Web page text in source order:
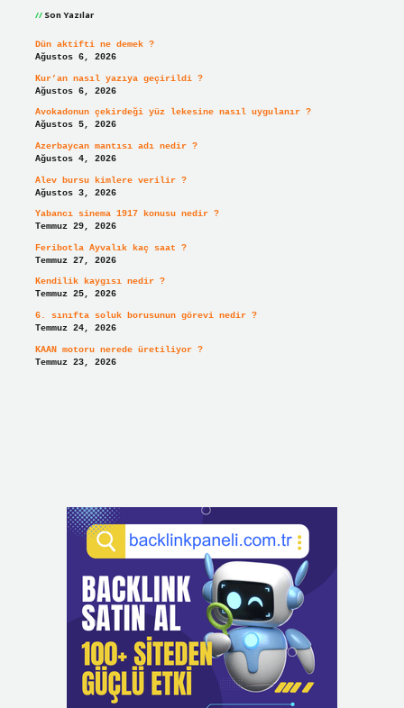
Son Yazılar
Dün aktifti ne demek ?
Ağustos 6, 2026
Kur’an nasıl yazıya geçirildi ?
Ağustos 6, 2026
Avokadonun çekirdeği yüz lekesine nasıl uygulanır ?
Ağustos 5, 2026
Azerbaycan mantısı adı nedir ?
Ağustos 4, 2026
Alev bursu kimlere verilir ?
Ağustos 3, 2026
Yabancı sinema 1917 konusu nedir ?
Temmuz 29, 2026
Feribotla Ayvalık kaç saat ?
Temmuz 27, 2026
Kendilik kaygısı nedir ?
Temmuz 25, 2026
6. sınıfta soluk borusunun görevi nedir ?
Temmuz 24, 2026
KAAN motoru nerede üretiliyor ?
Temmuz 23, 2026